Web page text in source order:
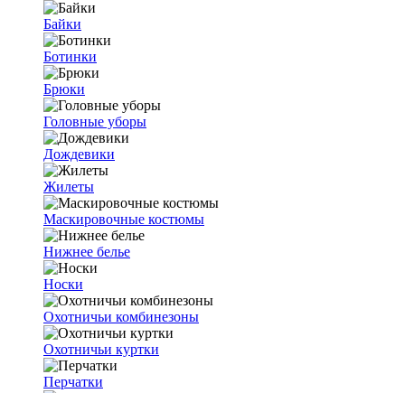
Байки
Ботинки
Брюки
Головные уборы
Дождевики
Жилеты
Маскировочные костюмы
Нижнее белье
Носки
Охотничьи комбинезоны
Охотничьи куртки
Перчатки